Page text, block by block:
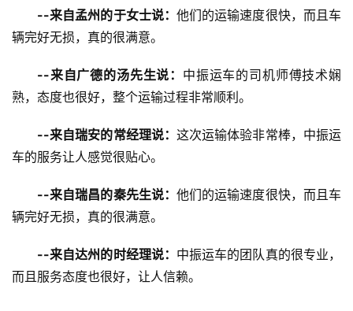
--来自孟州的于女士说： 他们的运输速度很快，而且车
辆完好无损，真的很满意。
--来自广德的汤先生说： 中振运车的司机师傅技术娴
熟，态度也很好，整个运输过程非常顺利。
--来自瑞安的常经理说： 这次运输体验非常棒，中振运
车的服务让人感觉很贴心。
--来自瑞昌的秦先生说： 他们的运输速度很快，而且车
辆完好无损，真的很满意。
--来自达州的时经理说： 中振运车的团队真的很专业，
而且服务态度也很好，让人信赖。